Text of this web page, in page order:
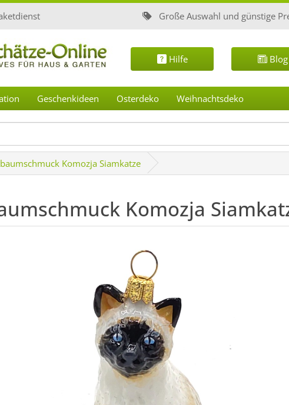
Große Auswahl und günstige
Hilfe Blog
Geschenkideen Osterdeko Weihnachtsdeko
Komozja Siamkatze
Komozja